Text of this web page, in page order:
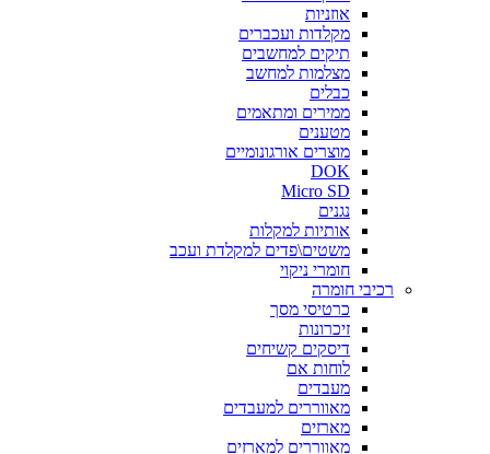
אוזניות
מקלדות ועכברים
תיקים למחשבים
מצלמות למחשב
כבלים
ממירים ומתאמים
מטענים
מוצרים אורגונומיים
DOK
Micro SD
נגנים
אותיות למקלות
משטים\פדים למקלדת ועכב
חומרי ניקוי
רכיבי חומרה
כרטיסי מסך
זיכרונות
דיסקים קשיחים
לוחות אם
מעבדים
מאווררים למעבדים
מארזים
מאווררים למארזים